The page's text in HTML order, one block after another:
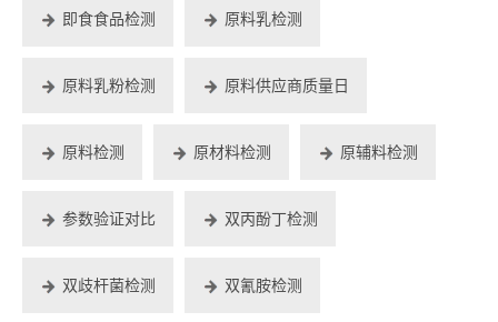
即食食品检测 原料乳检测
原料乳粉检测 原料供应商质量日
原料检测 原材料检测 原辅料检测
参数验证对比 双丙酚丁检测
双歧杆菌检测 双氰胺检测